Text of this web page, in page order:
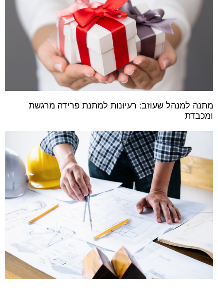
מתנה למנהל שעוזב: רעיונות למתנת פרידה מרגשת
ומכבדת